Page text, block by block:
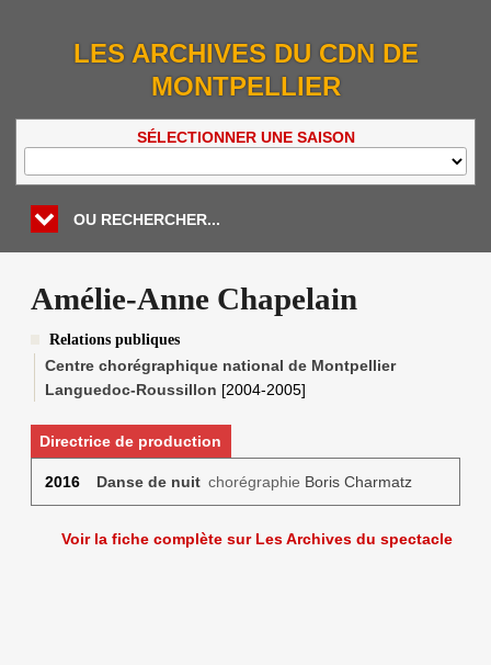
LES ARCHIVES DU CDN DE
MONTPELLIER
SÉLECTIONNER UNE SAISON
OU RECHERCHER...
Amélie-Anne Chapelain
Relations publiques
Centre chorégraphique national de Montpellier
Languedoc-Roussillon [2004-2005]
Directrice de production
2016 Danse de nuitchorégraphie Boris Charmatz
Voir la fiche complète sur Les Archives du spectacle